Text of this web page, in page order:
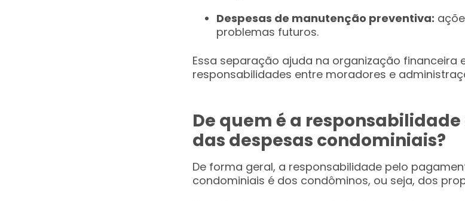
Despesas de manutenção preventiva:
problemas futuros.
Essa separação ajuda na organização financeira
responsabilidades entre moradores e
De quem é a
das despesas condominiais?
De forma geral, a responsabilidade pelo
condominiais é dos condôminos, ou seja, dos